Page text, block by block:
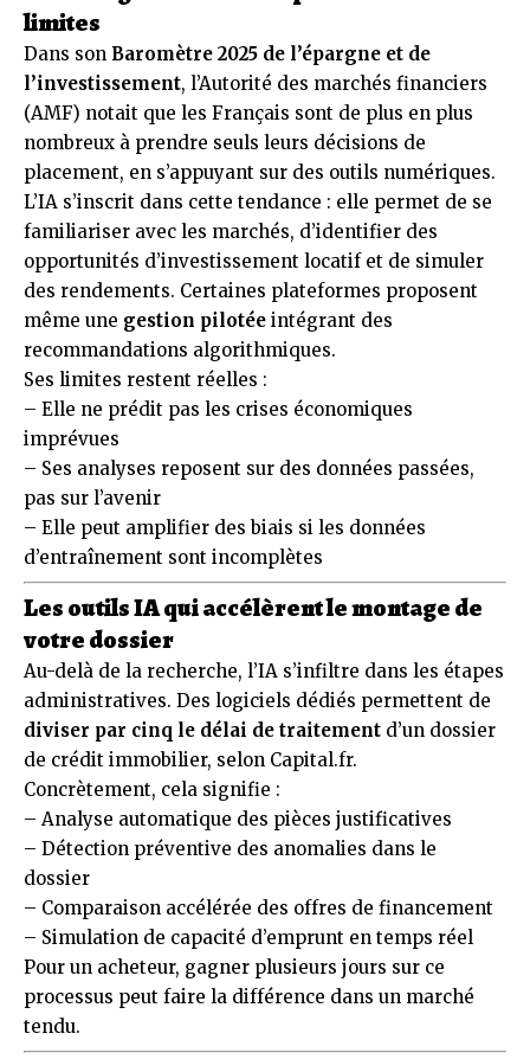
limites
Dans son Baromètre 2025 de l’épargne et de
l’investissement, l’Autorité des marchés financiers
(AMF) notait que les Français sont de plus en plus
nombreux à prendre seuls leurs décisions de
placement, en s’appuyant sur des outils numériques.
L’IA s’inscrit dans cette tendance : elle permet de se
familiariser avec les marchés, d’identifier des
opportunités d’investissement locatif et de simuler
des rendements. Certaines plateformes proposent
même une gestion pilotée intégrant des
recommandations algorithmiques.
Ses limites restent réelles :
– Elle ne prédit pas les crises économiques
imprévues
– Ses analyses reposent sur des données passées,
pas sur l’avenir
– Elle peut amplifier des biais si les données
d’entraînement sont incomplètes
Les outils IA qui accélèrent le montage de
votre dossier
Au-delà de la recherche, l’IA s’infiltre dans les étapes
administratives. Des logiciels dédiés permettent de
diviser par cinq le délai de traitement d’un dossier
de crédit immobilier, selon Capital.fr.
Concrètement, cela signifie :
– Analyse automatique des pièces justificatives
– Détection préventive des anomalies dans le
dossier
– Comparaison accélérée des offres de financement
– Simulation de capacité d’emprunt en temps réel
Pour un acheteur, gagner plusieurs jours sur ce
processus peut faire la différence dans un marché
tendu.